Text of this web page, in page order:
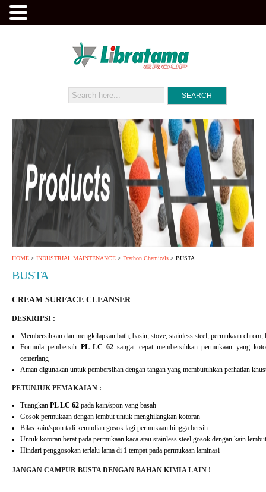
HOME > INDUSTRIAL MAINTENANCE > Drathon Chemicals > BUSTA
BUSTA
CREAM SURFACE CLEANSER
DESKRIPSI :
Membersihkan dan mengkilapkan bath, basin, stove, stainless steel, permukaan
Formula pembersih PL LC 62 sangat cepat membersihkan permukaan yang
cemerlang
Aman digunakan untuk pembersihan dengan tangan yang membutuhkan perhatian
PETUNJUK PEMAKAIAN :
Tuangkan PL LC 62 pada kain/spon yang basah
Gosok permukaan dengan lembut untuk menghilangkan kotoran
Bilas kain/spon tadi kemudian gosok lagi permukaan hingga bersih
Untuk kotoran berat pada permukaan kaca atau stainless steel gosok dengan kain lembut
Hindari penggosokan terlalu lama di 1 tempat pada permukaan laminasi
JANGAN CAMPUR BUSTA DENGAN BAHAN KIMIA LAIN !